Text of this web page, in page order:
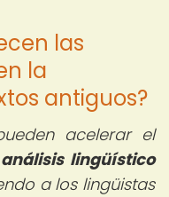
las
la
antiguos?
acelerar el
análisis lingüístico
a los lingüistas